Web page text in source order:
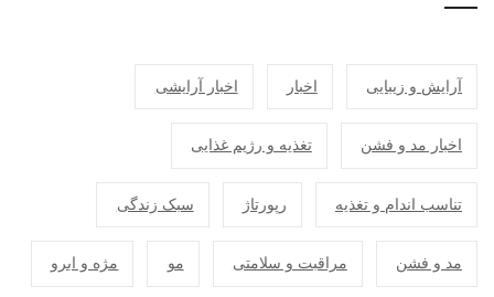
آرایش و زیبایی اخبار اخبار آرایشی
اخبار مد و فشن تغذیه و رژیم غذایی
تناسب اندام و تغذیه رپورتاژ سبک زندگی
مد و فشن مراقبت و سلامتی مو مژه و ابرو